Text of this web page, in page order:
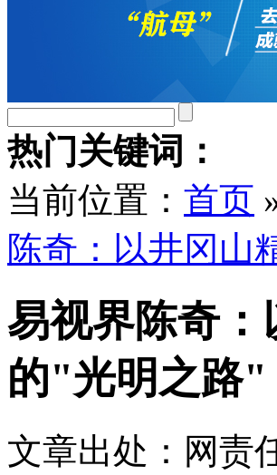
热门关键词：
当前位置： 首页
陈奇：以井冈山
易视界陈奇
的"光明之路"
文章出处： 网责